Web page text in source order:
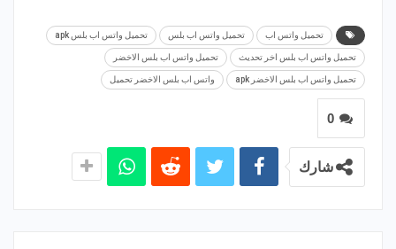
تحميل واتس اب تحميل واتس اب بلس تحميل واتس اب بلس apk
تحميل واتس اب بلس اخر تحديث تحميل واتس اب بلس الاخضر
تحميل واتس اب بلس الاخضر apk واتس اب بلس الاخضر تحميل
0
شارك